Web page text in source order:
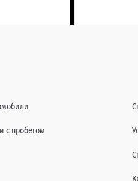
с пробегом